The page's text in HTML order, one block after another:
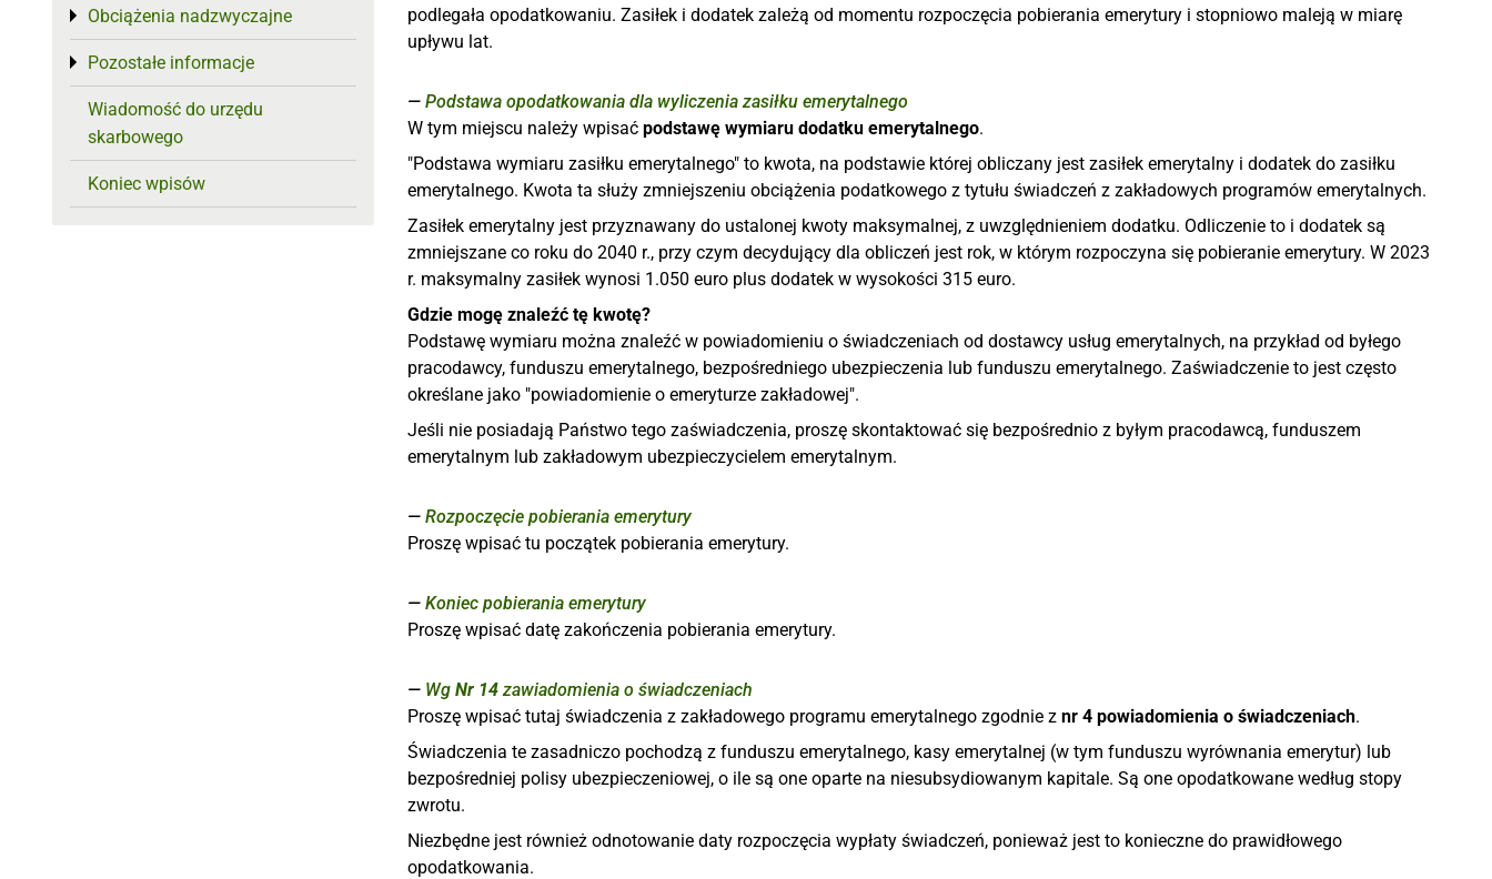
podlegała opodatkowaniu. Zasiłek i dodatek zależą od momentu rozpoczęcia pobierania emerytury i stopniowo maleją w miarę
upływu lat.
Podstawa opodatkowania dla wyliczenia zasiłku emerytalnego
W tym miejscu należy wpisać podstawę wymiaru dodatku emerytalnego.
"Podstawa wymiaru zasiłku emerytalnego" to kwota, na podstawie której obliczany jest zasiłek emerytalny i dodatek do zasiłku
emerytalnego. Kwota ta służy zmniejszeniu obciążenia podatkowego z tytułu świadczeń z zakładowych programów emerytalnych.
Zasiłek emerytalny jest przyznawany do ustalonej kwoty maksymalnej, z uwzględnieniem dodatku. Odliczenie to i dodatek są
zmniejszane co roku do 2040 r., przy czym decydujący dla obliczeń jest rok, w którym rozpoczyna się pobieranie emerytury. W 2023
r. maksymalny zasiłek wynosi 1.050 euro plus dodatek w wysokości 315 euro.
Gdzie mogę znaleźć tę kwotę?
Podstawę wymiaru można znaleźć w powiadomieniu o świadczeniach od dostawcy usług emerytalnych, na przykład od byłego
pracodawcy, funduszu emerytalnego, bezpośredniego ubezpieczenia lub funduszu emerytalnego. Zaświadczenie to jest często
określane jako "powiadomienie o emeryturze zakładowej".
Jeśli nie posiadają Państwo tego zaświadczenia, proszę skontaktować się bezpośrednio z byłym pracodawcą, funduszem
emerytalnym lub zakładowym ubezpieczycielem emerytalnym.
Rozpoczęcie pobierania emerytury
Proszę wpisać tu początek pobierania emerytury.
Koniec pobierania emerytury
Proszę wpisać datę zakończenia pobierania emerytury.
Wg Nr 14zawiadomienia o świadczeniach
Proszę wpisać tutaj świadczenia z zakładowego programu emerytalnego zgodnie z nr 4 powiadomienia o świadczeniach.
Świadczenia te zasadniczo pochodzą z funduszu emerytalnego, kasy emerytalnej (w tym funduszu wyrównania emerytur) lub
bezpośredniej polisy ubezpieczeniowej, o ile są one oparte na niesubsydiowanym kapitale. Są one opodatkowane według stopy
zwrotu.
Niezbędne jest również odnotowanie daty rozpoczęcia wypłaty świadczeń, ponieważ jest to konieczne do prawidłowego
opodatkowania.
Obciążenia nadzwyczajne
Toggle menu
Pozostałe informacje
Toggle menu
Wiadomość do urzędu
skarbowego
Koniec wpisów